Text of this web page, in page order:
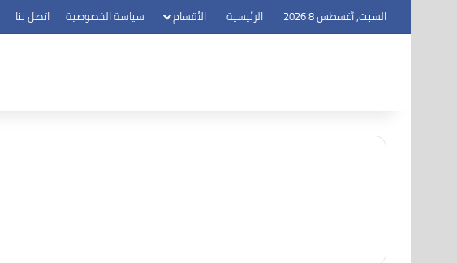
السبت, أغسطس 8 2026 الرئيسية الأقسام سياسة الخصوصية اتصل بنا